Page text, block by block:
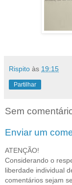
Rispito às 19:15
Partilhar
Sem
Enviar um
ATENÇÃO!
Considerando o
liberdade individual
comentários sejam